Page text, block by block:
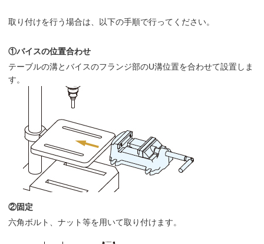
取り付けを行う場合は、以下の手順で行ってください。
①バイスの位置合わせ
テーブルの溝とバイスのフランジ部のU溝位置を合わせて設置しま
す。
②固定
六角ボルト、ナット等を用いて取り付けます。